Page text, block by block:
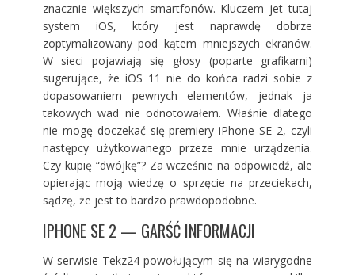
znacznie większych smartfonów. Kluczem jet tutaj
system iOS, który jest naprawdę dobrze
zoptymalizowany pod kątem mniejszych ekranów.
W sieci pojawiają się głosy (poparte grafikami)
sugerujące, że iOS 11 nie do końca radzi sobie z
dopasowaniem pewnych elementów, jednak ja
takowych wad nie odnotowałem. Właśnie dlatego
nie mogę doczekać się premiery iPhone SE 2, czyli
następcy użytkowanego przeze mnie urządzenia.
Czy kupię “dwójkę”? Za wcześnie na odpowiedź, ale
opierając moją wiedzę o sprzęcie na przeciekach,
sądzę, że jest to bardzo prawdopodobne.
IPHONE SE 2 — GARŚĆ INFORMACJI
W serwisie Tekz24 powołującym się na wiarygodne